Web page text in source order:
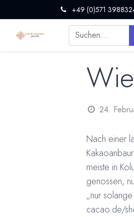
+49 (0)571
24.
Nach einer
meiste in
genossen,
„nur
cacao.de/